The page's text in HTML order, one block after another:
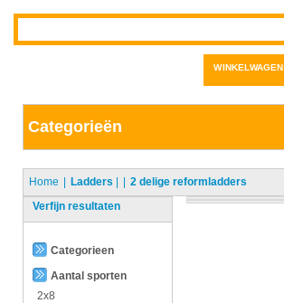
WINKELWAGEN
Categorieën
Home Ladders |
2 delige reformladders
Verfijn resultaten
Categorieen
Aantal sporten
2x8